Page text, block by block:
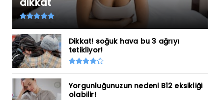
Dikkat! soğuk hava bu 3 ağrıyı
tetikliyor!
Yorgunluğunuzun nedeni B12 eksikliği
olabilir!